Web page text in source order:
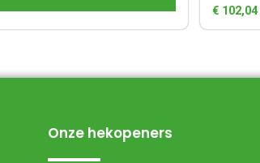
€102,04
Onze hekopeners